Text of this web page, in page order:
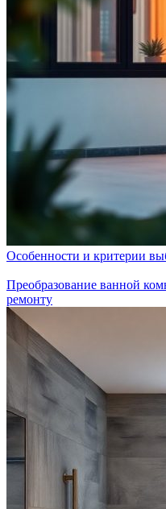
Особенности и критерии
Преобразование ванной
ремонту